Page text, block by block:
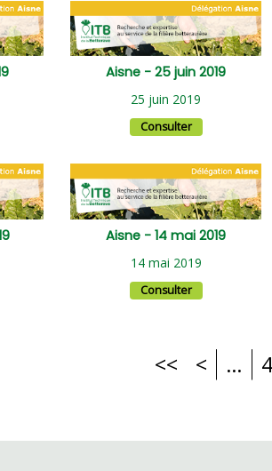
Aisne - 25 juin 2019
25 juin 2019
Consulter
Aisne - 14 mai 2019
14 mai 2019
Consulter
<< < … 4